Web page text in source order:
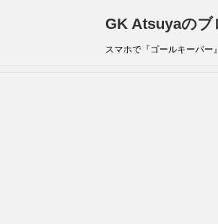
GK Atsuyaのブ
スマホで『ゴールキーパー